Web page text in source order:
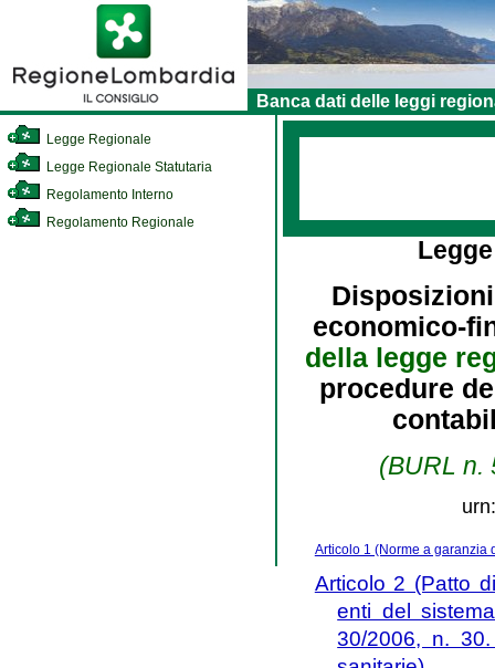
Banca dati delle leggi
Legge Regionale
Legge Regionale Statutaria
Regolamento Interno
Regolamento Regionale
economico-
della legge
procedure
(BURL n.
Articolo 1 (Norme a garanzia
Articolo 2 (Patto
enti del
30/2006, n.